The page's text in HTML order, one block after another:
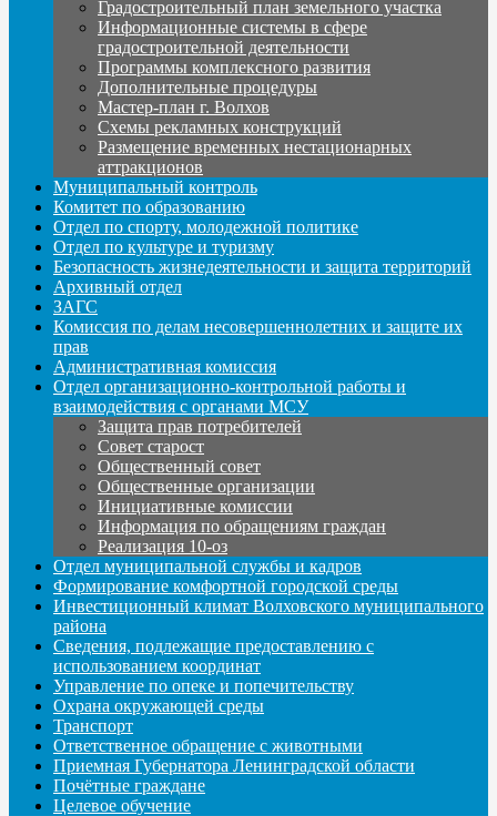
Градостроительный план земельного участка
Информационные системы в сфере
градостроительной деятельности
Программы комплексного развития
Дополнительные процедуры
Мастер-план г. Волхов
Схемы рекламных конструкций
Размещение временных нестационарных
аттракционов
Муниципальный контроль
Комитет по образованию
Отдел по спорту, молодежной политике
Отдел по культуре и туризму
Безопасность жизнедеятельности и защита территорий
Архивный отдел
ЗАГС
Комиссия по делам несовершеннолетних и защите их
прав
Административная комиссия
Отдел организационно-контрольной работы и
взаимодействия с органами МСУ
Защита прав потребителей
Совет старост
Общественный совет
Общественные организации
Инициативные комиссии
Информация по обращениям граждан
Реализация 10-оз
Отдел муниципальной службы и кадров
Формирование комфортной городской среды
Инвестиционный климат Волховского муниципального
района
Сведения, подлежащие предоставлению с
использованием координат
Управление по опеке и попечительству
Охрана окружающей среды
Транспорт
Ответственное обращение с животными
Приемная Губернатора Ленинградской области
Почётные граждане
Целевое обучение